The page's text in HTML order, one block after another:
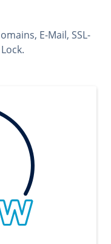
E-Mail, SSL-